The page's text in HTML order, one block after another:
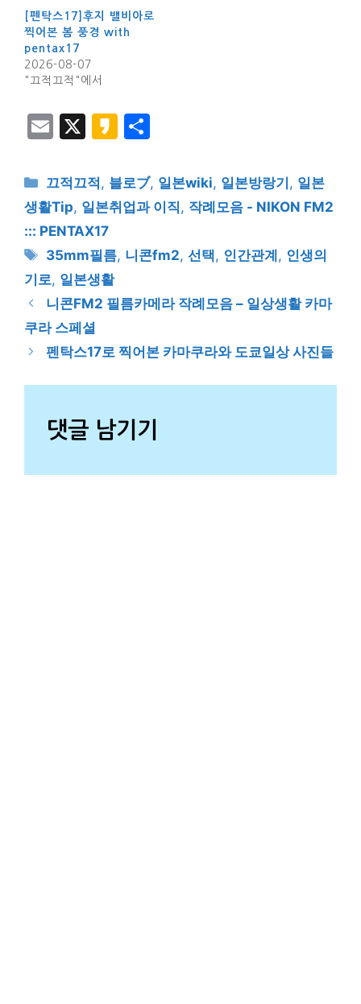
[펜탁스17]후지 밸비아로
찍어본 봄 풍경 with
pentax17
2026-08-07
"끄적끄적"에서
E
ai
l
X
K
k
a
ar
e
카
테
리
끄적끄적 , 블로ブ, 일본wiki, 일본방랑기 , 일본
생활Tip, 일본취업과 이직, 작례모음 - NIKON FM2
::: PENTAX17
태
그
35mm필름, 니콘fm2,선택, 인간관계 , 인생의
기로, 일본생활
니콘FM2 필름카메라 작례모음 – 일상생활 카마
쿠라 스페셜
펜탁스17로 찍어본 카마쿠라와 도쿄일상 사진들
댓글 남기기